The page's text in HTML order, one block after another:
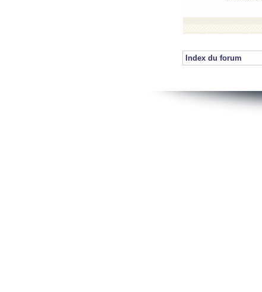
Index du forum